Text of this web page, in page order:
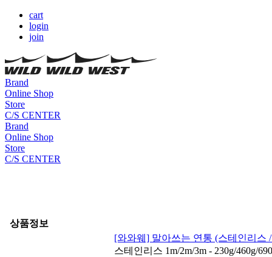
cart
login
join
Brand
Online Shop
Store
C/S CENTER
Brand
Online Shop
Store
C/S CENTER
상품정보
[와와웨] 말아쓰는 연통 (스테인리스
스테인리스 1m/2m/3m - 230g/460g/